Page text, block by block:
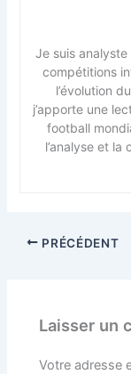
Je suis
compétitions
l’évolution
j’apporte une
football
l’analyse et
PRÉCÉDENT
Laisser un
Votre adresse